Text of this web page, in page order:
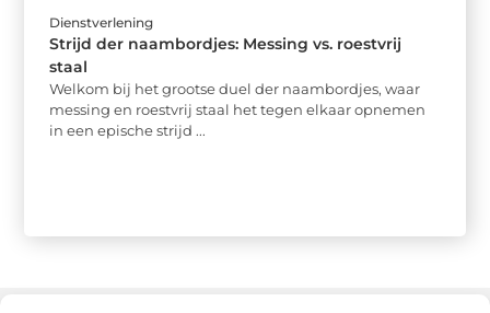
Dienstverlening
Strijd der naambordjes: Messing vs. roestvrij
staal
Welkom bij het grootse duel der naambordjes, waar
messing en roestvrij staal het tegen elkaar opnemen
in een epische strijd ...